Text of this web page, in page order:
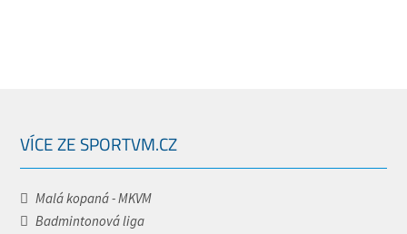
VÍCE ZE SPORTVM.CZ
Malá kopaná - MKVM
Badmintonová liga